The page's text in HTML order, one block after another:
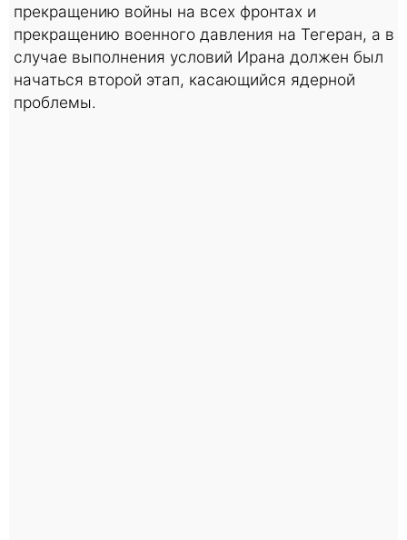
прекращению войны на всех фронтах и
прекращению военного давления на Тегеран, а в
случае выполнения условий Ирана должен был
начаться второй этап, касающийся ядерной
проблемы.